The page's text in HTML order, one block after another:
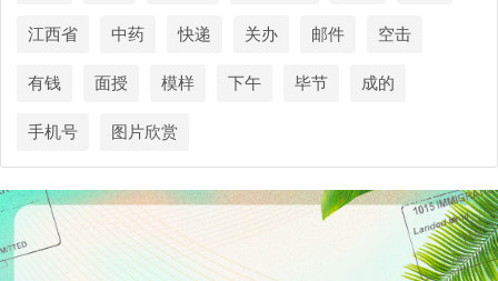
江西省 中药 快递 关办 邮件 空击
有钱 面授 模样 下午 毕节 成的
手机号 图片欣赏